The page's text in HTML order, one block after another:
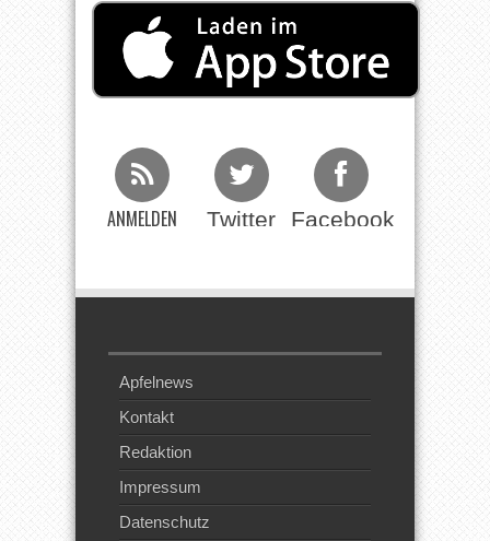
ANMELDEN Twitter Facebook
Apfelnews
Kontakt
Redaktion
Impressum
Datenschutz